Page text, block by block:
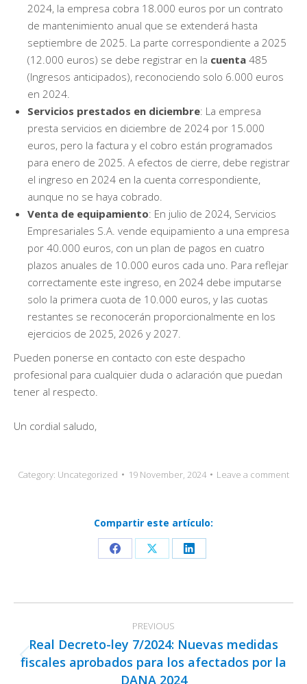
2024, la empresa cobra 18.000 euros por un contrato
de mantenimiento anual que se extenderá hasta
septiembre de 2025. La parte correspondiente a 2025
(12.000 euros) se debe registrar en la cuenta 485
(Ingresos anticipados), reconociendo solo 6.000 euros
en 2024.
Servicios prestados en diciembre: La empresa
presta servicios en diciembre de 2024 por 15.000
euros, pero la factura y el cobro están programados
para enero de 2025. A efectos de cierre, debe registrar
el ingreso en 2024 en la cuenta correspondiente,
aunque no se haya cobrado.
Venta de equipamiento: En julio de 2024, Servicios
Empresariales S.A. vende equipamiento a una empresa
por 40.000 euros, con un plan de pagos en cuatro
plazos anuales de 10.000 euros cada uno. Para reflejar
correctamente este ingreso, en 2024 debe imputarse
solo la primera cuota de 10.000 euros, y las cuotas
restantes se reconocerán proporcionalmente en los
ejercicios de 2025, 2026 y 2027.
Pueden ponerse en contacto con este despacho
profesional para cualquier duda o aclaración que puedan
tener al respecto.
Un cordial saludo,
Category: Uncategorized 19 November, 2024 Leave a comment
Compartir este artículo:
Share
Facebook
Share
X
Share
LinkedIn
navigation
PREVIOUS
Previous
post:
Real Decreto-ley 7/2024: Nuevas medidas
fiscales aprobados para los afectados por la
DANA 2024